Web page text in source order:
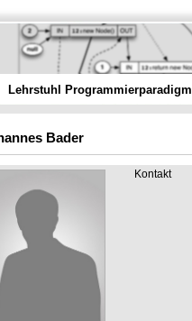
Lehrstuhl
Bader
Kontakt